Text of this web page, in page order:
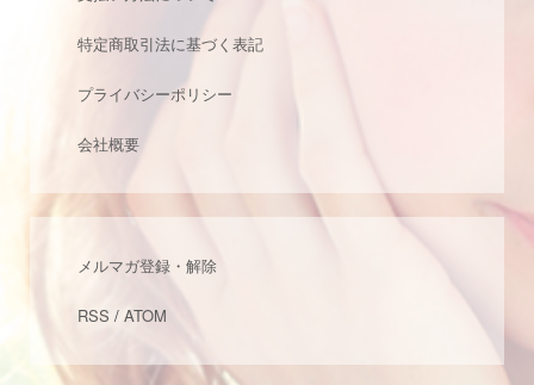
特定商取引法に基づく表記
プライバシーポリシー
会社概要
メルマガ登録・解除
RSS / ATOM